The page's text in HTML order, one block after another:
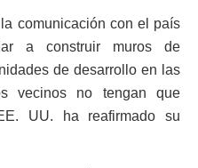
comunicación con el país
a construir muros de
de desarrollo en las
vecinos no tengan que
UU. ha reafirmado su